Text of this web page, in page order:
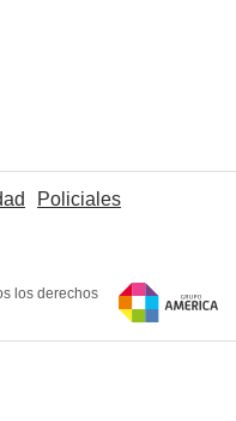
Policiales
los derechos